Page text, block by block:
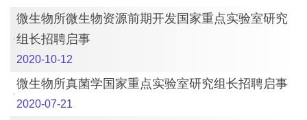
微生物所微生物资源前期开发国家重点实验室研究
组长招聘启事
2020-10-12
微生物所真菌学国家重点实验室研究组长招聘启事
2020-07-21